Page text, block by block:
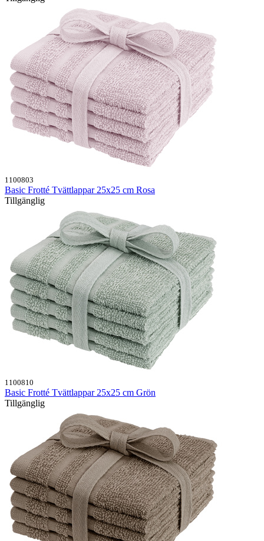
1100803
Basic Frotté Tvättlappar 25x25 cm Rosa
Tillgänglig
1100810
Basic Frotté Tvättlappar 25x25 cm Grön
Tillgänglig